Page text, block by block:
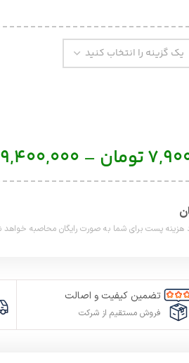
تومان –
9,400,000
تضمین کیفیت و اصالت
فروش مستقیم از شرکت